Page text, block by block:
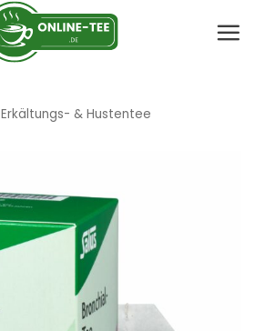
Erkältungs- & Hustentee